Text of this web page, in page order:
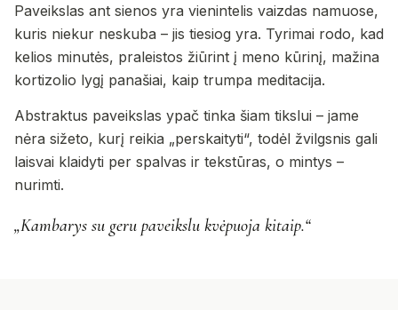
Paveikslas ant sienos yra vienintelis vaizdas namuose,
kuris niekur neskuba – jis tiesiog yra. Tyrimai rodo, kad
kelios minutės, praleistos žiūrint į meno kūrinį, mažina
kortizolio lygį panašiai, kaip trumpa meditacija.
Abstraktus paveikslas ypač tinka šiam tikslui – jame
nėra sižeto, kurį reikia „perskaityti“, todėl žvilgsnis gali
laisvai klaidyti per spalvas ir tekstūras, o mintys –
nurimti.
„Kambarys su geru paveikslu kvėpuoja kitaip.“